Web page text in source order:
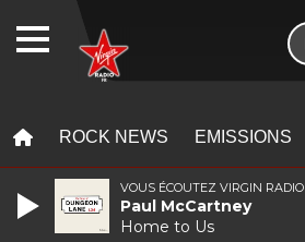
ROCK NEWS EMISSIONS
VOUS ÉCOUTEZ VIRGIN RADIO
Paul McCartney
Home to Us
WEBRADIO